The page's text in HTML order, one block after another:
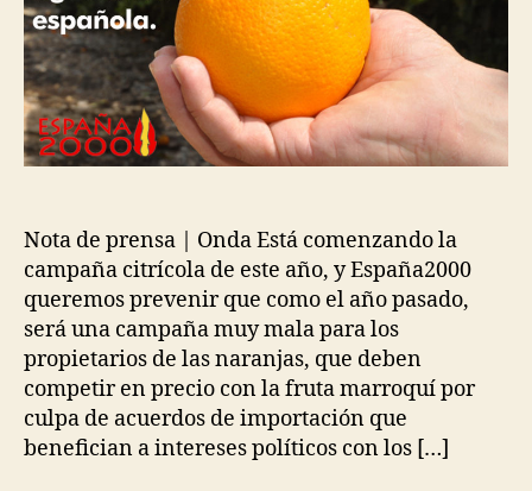
Nota de prensa | Onda Está comenzando la
campaña citrícola de este año, y España2000
queremos prevenir que como el año pasado,
será una campaña muy mala para los
propietarios de las naranjas, que deben
competir en precio con la fruta marroquí por
culpa de acuerdos de importación que
benefician a intereses políticos con los […]